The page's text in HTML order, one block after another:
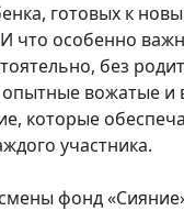
готовых к
что особенно
без
опытные вожатые и
которые
участника.
фонд